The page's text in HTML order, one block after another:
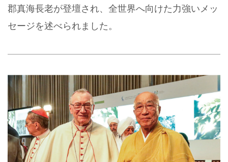
郡真海長老が登壇され、全世界へ向けた力強いメッ
セージを述べられました。